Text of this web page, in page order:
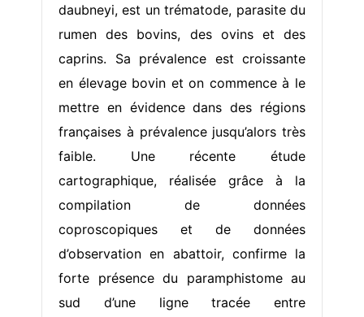
daubneyi, est un trématode, parasite du
rumen des bovins, des ovins et des
caprins. Sa prévalence est croissante
en élevage bovin et on commence à le
mettre en évidence dans des régions
françaises à prévalence jusqu’alors très
faible. Une récente étude
cartographique, réalisée grâce à la
compilation de données
coproscopiques et de données
d’observation en abattoir, confirme la
forte présence du paramphistome au
sud d’une ligne tracée entre